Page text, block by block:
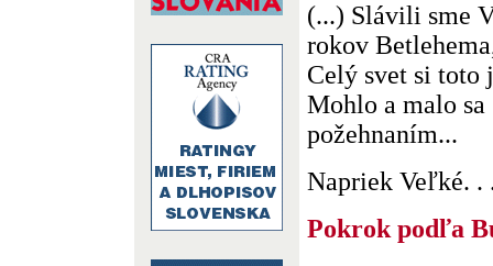
(...) Slávili sme
rokov
Celý svet si toto
Mohlo a malo sa
požehnaním...
Napriek Veľké. .
Pokrok podľa